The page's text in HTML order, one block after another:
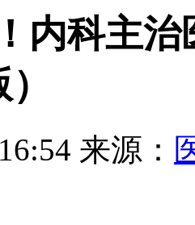
内科主
来源：